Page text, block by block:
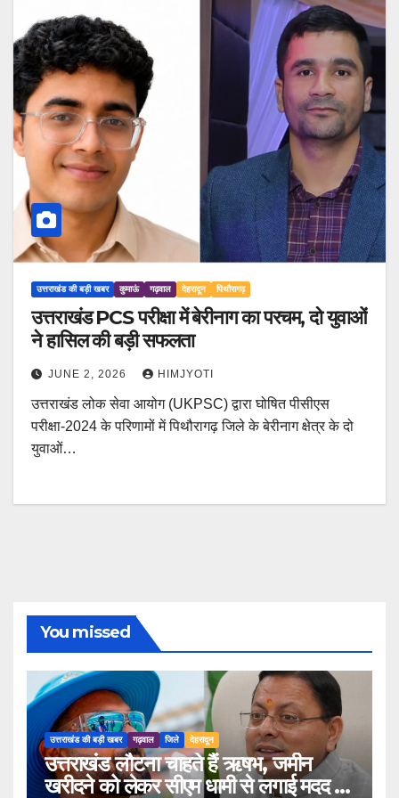
उत्तराखंड की बड़ी खबर कुमाऊं गढ़वाल देहरादून पिथौरागढ़
उत्तराखंड PCS परीक्षा में बेरीनाग का परचम, दो युवाओं
ने हासिल की बड़ी सफलता
JUNE 2, 2026 HIMJYOTI
उत्तराखंड लोक सेवा आयोग (UKPSC) द्वारा घोषित पीसीएस
परीक्षा-2024 के परिणामों में पिथौरागढ़ जिले के बेरीनाग क्षेत्र के दो
युवाओं…
You missed
उत्तराखंड की बड़ी खबर गढ़वाल जिले देहरादून
उत्तराखंड लौटना चाहते हैं ऋषभ, जमीन
खरीदने को लेकर सीएम धामी से लगाई मदद की